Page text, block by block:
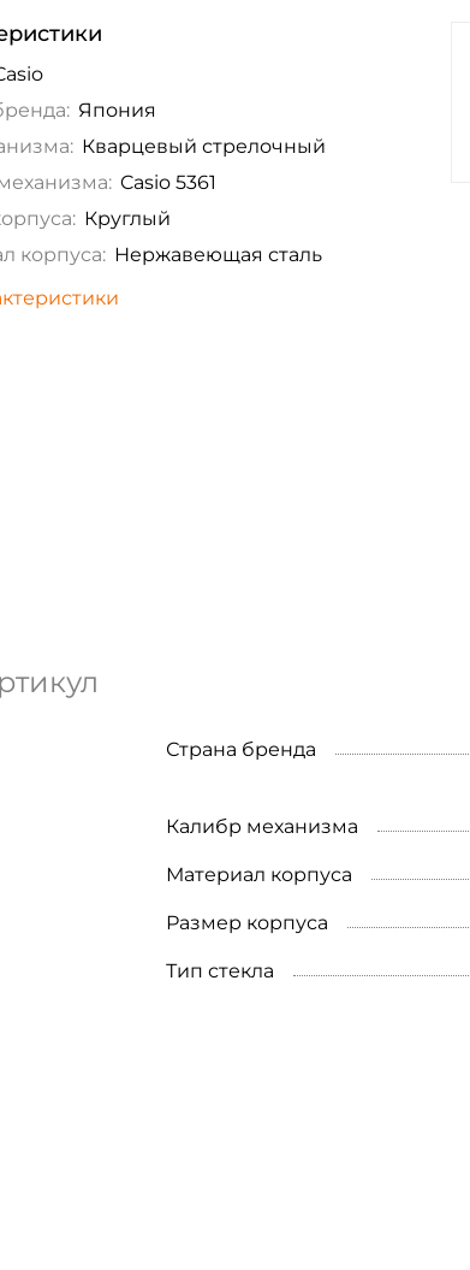
Япония
Кварцевый стрелочный
Casio 5361
Круглый
корпуса: Нержавеющая сталь
Страна бренда
Калибр механизма
Материал корпуса
Размер корпуса
Тип стекла